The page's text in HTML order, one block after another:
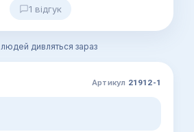
1 відгук
людей дивляться зараз
Артикул 21912-1